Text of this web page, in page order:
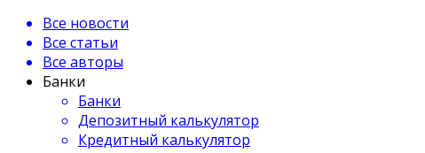
Все новости
Все статьи
Все авторы
Банки
Банки
Депозитный калькулятор
Кредитный калькулятор